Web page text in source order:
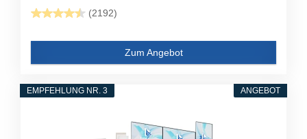
(2192)
Zum Angebot
ANGEBOT
EMPFEHLUNG NR. 3